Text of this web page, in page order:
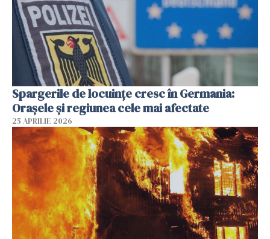
Spargerile de locuințe cresc în Germania:
Orașele și regiunea cele mai afectate
25 APRILIE 2026